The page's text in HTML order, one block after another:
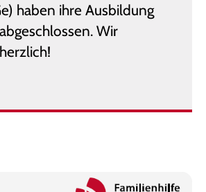
haben ihre Ausbildung
Wir